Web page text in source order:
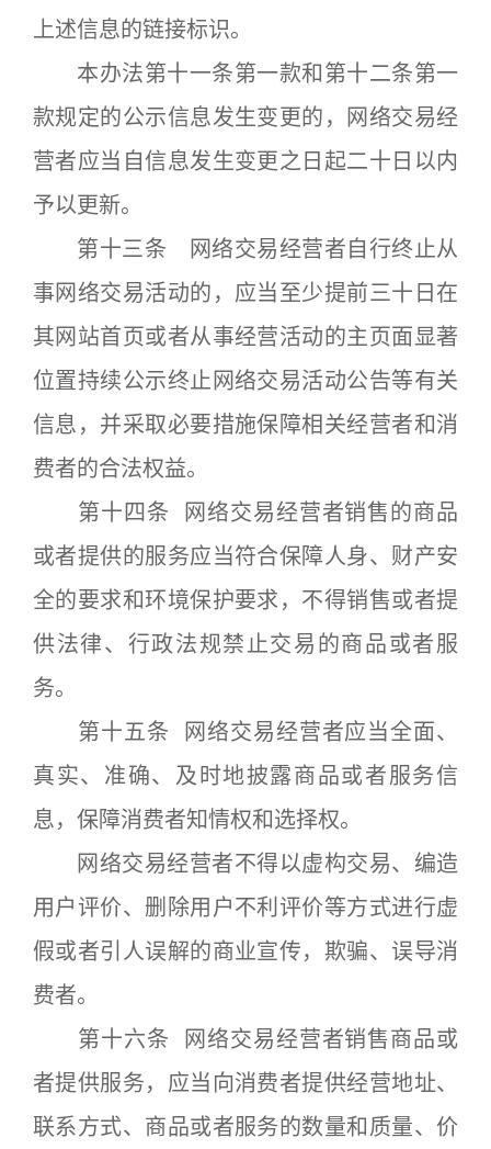
上述信息的链接标识。
本办法第十一条第一款和第十二条第一
款规定的公示信息发生变更的，网络交易经
营者应当自信息发生变更之日起二十日以内
予以更新。
第十三条 网络交易经营者自行终止从
事网络交易活动的，应当至少提前三十日在
其网站首页或者从事经营活动的主页面显著
位置持续公示终止网络交易活动公告等有关
信息，并采取必要措施保障相关经营者和消
费者的合法权益。
第十四条 网络交易经营者销售的商品
或者提供的服务应当符合保障人身、财产安
全的要求和环境保护要求，不得销售或者提
供法律、行政法规禁止交易的商品或者服
务。
第十五条 网络交易经营者应当全面、
真实、准确、及时地披露商品或者服务信
息，保障消费者知情权和选择权。
网络交易经营者不得以虚构交易、编造
用户评价、删除用户不利评价等方式进行虚
假或者引人误解的商业宣传，欺骗、误导消
费者。
第十六条 网络交易经营者销售商品或
者提供服务，应当向消费者提供经营地址、
联系方式、商品或者服务的数量和质量、价